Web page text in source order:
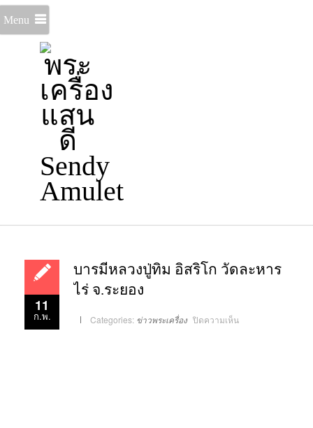
Menu
11
ก.พ.
บารมีหลวงปู่ทิม อิสริโก วัดละหาร
ไร่ จ.ระยอง
Categories: ข่าวพระเครื่อง ปิดความเห็นบน
บารมี